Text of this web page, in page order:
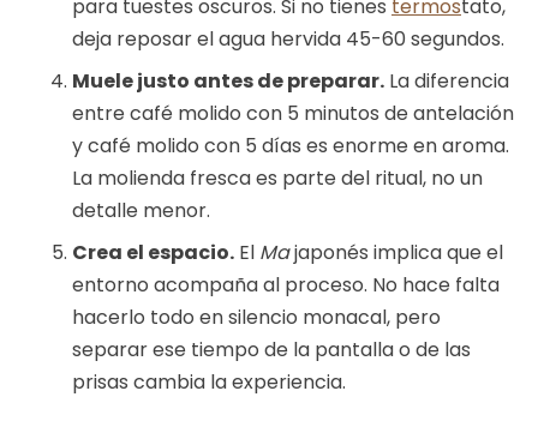
para tuestes oscuros. Si no tienes termostato,
deja reposar el agua hervida 45-60 segundos.
Muele justo antes de preparar. La diferencia
entre café molido con 5 minutos de antelación
y café molido con 5 días es enorme en aroma.
La molienda fresca es parte del ritual, no un
detalle menor.
Crea el espacio. El Majaponés implica que el
entorno acompaña al proceso. No hace falta
hacerlo todo en silencio monacal, pero
separar ese tiempo de la pantalla o de las
prisas cambia la experiencia.